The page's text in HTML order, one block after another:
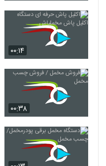
۰۰:۱۴
۰۰:۳۸